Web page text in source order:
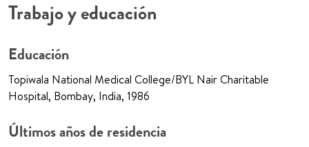
Trabajo y educación
Educación
Topiwala National Medical College/BYL Nair Charitable
Hospital, Bombay, India, 1986
Últimos años de residencia